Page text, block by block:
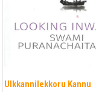
Ulkkannilekkoru Kannu